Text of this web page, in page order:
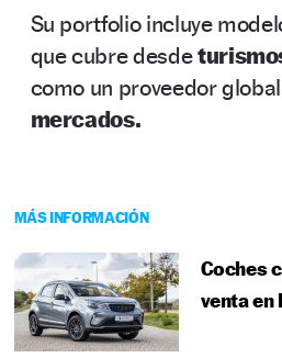
Su portfolio incluye
que cubre desde
como un proveedor
mercados.
MÁS INFORMACIÓN
Coches
venta en